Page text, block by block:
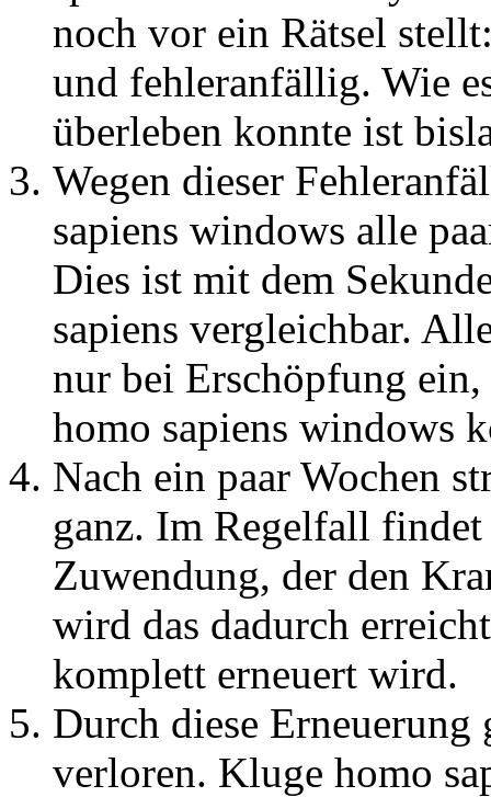
noch vor ein Rätsel
und fehleranfällig. Wie
überleben konnte ist
Wegen dieser
sapiens windows alle
Dies ist mit dem
sapiens vergleichbar.
nur bei Erschöpfung
homo sapiens windows
Nach ein paar Wochen
ganz. Im Regelfall
Zuwendung, der den
wird das dadurch
komplett erneuert wird.
Durch diese
verloren. Kluge homo